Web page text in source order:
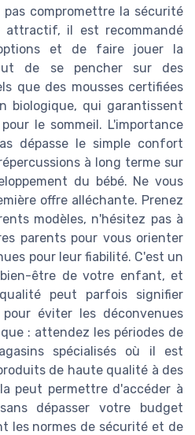
pas compromettre la sécurité
il est recommandé
et de faire jouer la
de se pencher sur des
que des mousses certifiées
biologique, qui garantissent
le sommeil. L'importance
dépasse le simple confort
à long terme sur
du bébé. Ne vous
offre alléchante. Prenez
modèles, n'hésitez pas à
parents pour vous orienter
pour leur fiabilité. C'est un
être de votre enfant, et
peut parfois signifier
éviter les déconvenues
: attendez les périodes de
spécialisés où il est
de haute qualité à des
peut permettre d'accéder à
dépasser votre budget
les normes de sécurité et de